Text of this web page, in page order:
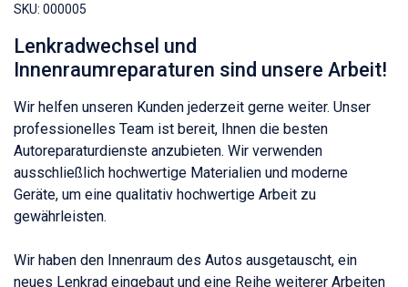
SKU: 000005
Lenkradwechsel und
Innenraumreparaturen sind unsere Arbeit!
Wir helfen unseren Kunden jederzeit gerne weiter. Unser
professionelles Team ist bereit, Ihnen die besten
Autoreparaturdienste anzubieten. Wir verwenden
ausschließlich hochwertige Materialien und moderne
Geräte, um eine qualitativ hochwertige Arbeit zu
gewährleisten.
Wir haben den Innenraum des Autos ausgetauscht, ein
neues Lenkrad eingebaut und eine Reihe weiterer Arbeiten